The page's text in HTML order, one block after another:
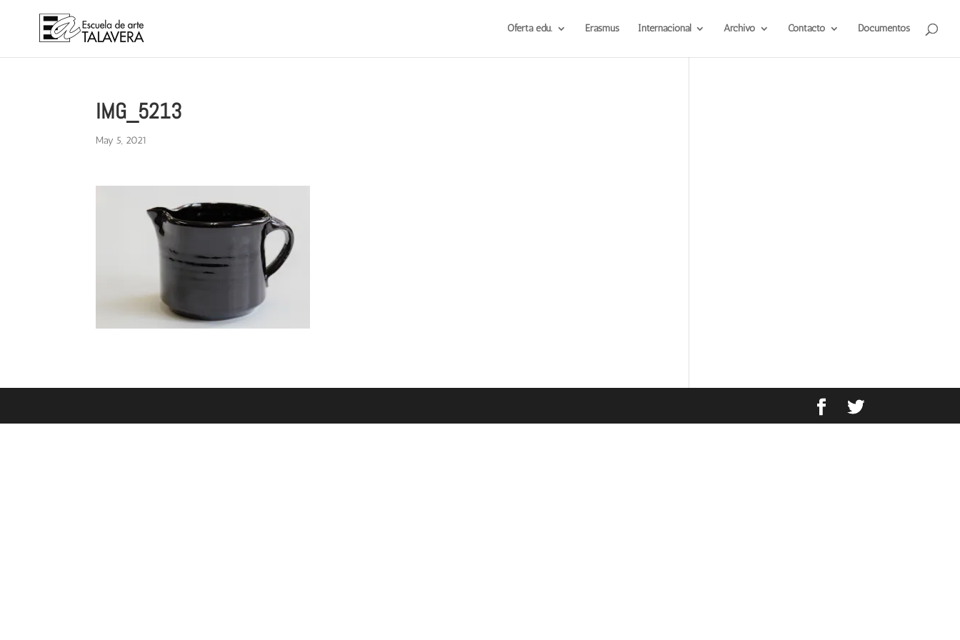
Oferta edu. Erasmus Internacional Archivo Contacto Documentos
IMG_5213
May 5, 2021